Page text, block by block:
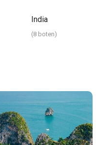
India
(8 boten)